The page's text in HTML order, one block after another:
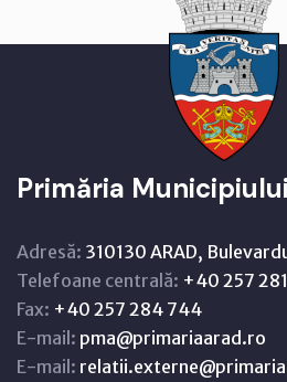
Primăria
Adresă: 310130 ARAD,
Telefoane centrală: +40 257
Fax: +40 257 284 744
E-mail: pma@primariaarad.ro
E-mail: